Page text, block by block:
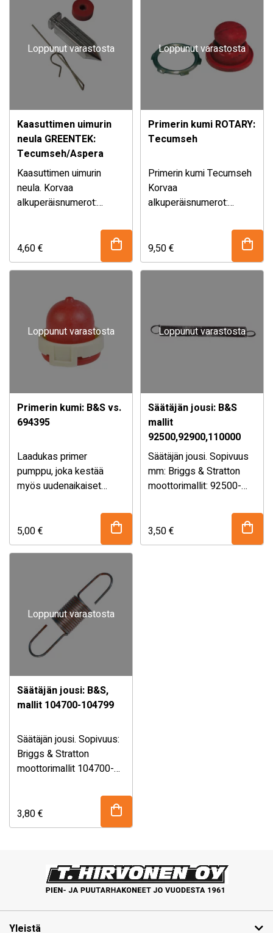
76-506 ROTARY on
Briggs & Stratton 272538
Loppunut varastosta
Kaasuttimen uimurin
neula GREENTEK:
Tecumseh/Aspera
Kaasuttimen uimurin
neula. Korvaa
alkuperäisnumerot:
643813106678
GREENTEK on Suomen
Valikoimasta löydät
4,60€
Loppunut varastosta
Primerin kumi ROTARY:
Tecumseh
Primerin kumi Tecumseh
Korvaa
alkuperäisnumerot:
Yhdysvaltalainen yritys,
joka valmistaa yli 11
9,50€
Loppunut varastosta
Primerin kumi: B&S vs.
694395
Laadukas primer
pumppu, joka kestää
myös uudenaikaiset
ulkohalkaisija 23,5 mm.
Sopivuus: Briggs &
moottorit. Quantum
moottorit 5.0, 5.5 ja 6.0
5,00€
Loppunut varastosta
Säätäjän jousi: B&S
mallit
92500,92900,110000
Säätäjän jousi. Sopivuus
mm: Briggs & Stratton
moottorimallit: 92500-
alkuperäisnumerot:
Briggs & Stratton 260875
3,50€
Loppunut varastosta
Säätäjän jousi: B&S,
mallit 104700-104799
Säätäjän jousi. Sopivuus:
Briggs & Stratton
moottorimallit 104700-
Briggs & Stratton 262572
76-518 ROTARY on
miljoonaa ruohonleikkurin
3,80€
Yleistä